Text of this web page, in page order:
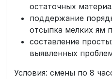
остаточных
поддержание
отсыпка мелких ям
составление
выявленных
Условия: смены по 8